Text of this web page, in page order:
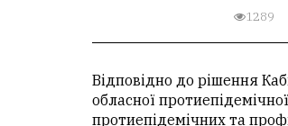
1289
Відповідно до рішення
обласної
протиепідемічних та